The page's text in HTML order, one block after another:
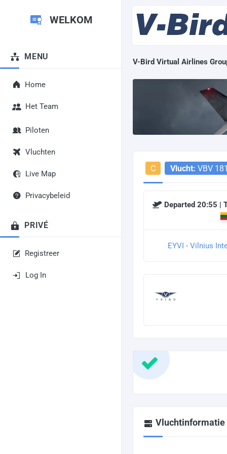
WELKOM
MENU
Home
Het Team
Piloten
Vluchten
Live Map
Privacybeleid
PRIVÉ
Registreer
Log In
V-Bird Virtual Airlines
C Vlucht: VBV
Departed 20:55 |
EYVI - Vilnius
Vluchtinformatie